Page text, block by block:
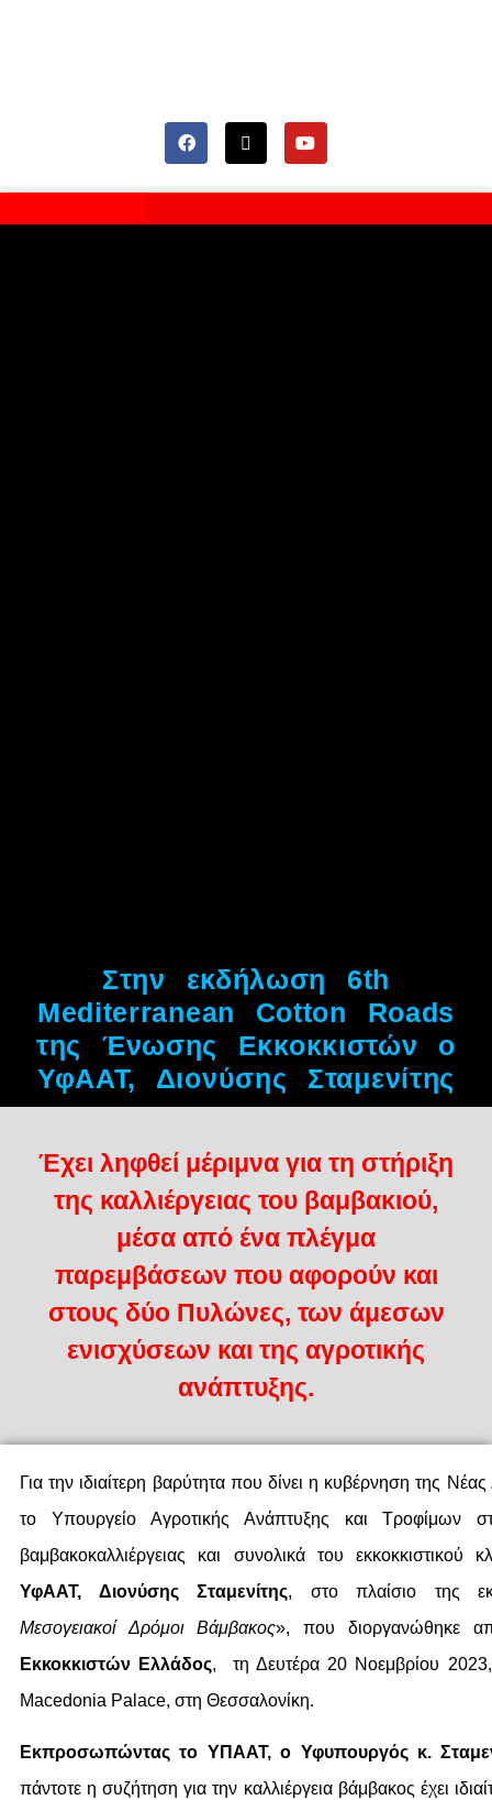
Στην εκδήλωση 6th
Mediterranean Cotton Roads
της Ένωσης Εκκοκκιστών ο
ΥφΑΑΤ, Διονύσης Σταμενίτης
Έχει ληφθεί μέριμνα για τη στήριξη
της καλλιέργειας του βαμβακιού,
μέσα από ένα πλέγμα
παρεμβάσεων που αφορούν και
στους δύο Πυλώνες, των άμεσων
ενισχύσεων και της αγροτικής
ανάπτυξης.
Για την ιδιαίτερη βαρύτητα που δίνει η κυβέρνηση της
το Υπουργείο Αγροτικής Ανάπτυξης και Τροφίμων
βαμβακοκαλλιέργειας και συνολικά του εκκοκκιστικού
ΥφΑΑΤ, Διονύσης Σταμενίτης, στο πλαίσιο της
Μεσογειακοί Δρόμοι Βάμβακος», που διοργανώθηκε
Εκκοκκιστών Ελλάδος, τη Δευτέρα 20 Νοεμβρίου 2023,
Macedonia Palace, στη Θεσσαλονίκη.
Εκπροσωπώντας το ΥΠΑΑΤ, ο Υφυπουργός κ.
πάντοτε η συζήτηση για την καλλιέργεια βάμβακος έχει